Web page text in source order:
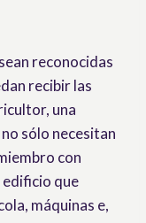
reconocidas
recibir las
una
sólo necesitan
con
que
máquinas e,